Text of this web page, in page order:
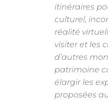
itinéraires
culturel,
réalité
visiter et les
d’autres
patrimoine
élargir les
proposées